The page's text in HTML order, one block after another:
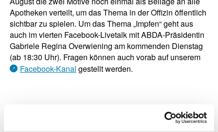
Apotheken verteilt, um das Thema in der Offizin öffentlich
sichtbar zu spielen. Um das Thema „Impfen“ geht aus
auch im vierten Facebook-Livetalk mit ABDA-Präsidentin
Gabriele Regina Overwiening am kommenden Dienstag
(ab 18:30 Uhr). Fragen können auch vorab auf unserem
Facebook-Kanal gestellt werden.